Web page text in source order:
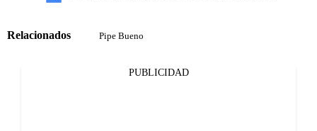
Relacionados Pipe Bueno
PUBLICIDAD